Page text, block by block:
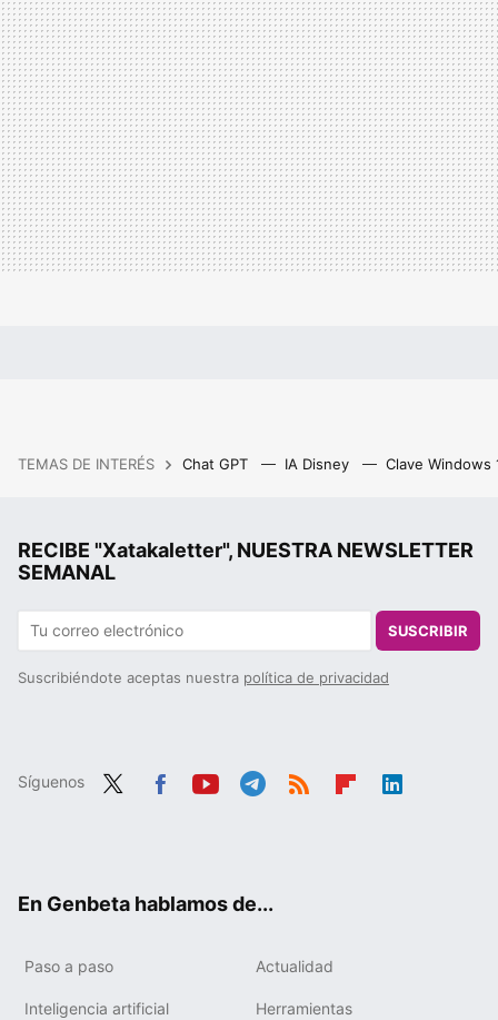
TEMAS DE INTERÉS Chat GPT IA Disney Clave Windows
RECIBE "Xatakaletter", NUESTRA NEWSLETTER
SEMANAL
SUSCRIBIR
Suscribiéndote aceptas nuestra política de privacidad
Síguenos
En Genbeta hablamos de...
Paso a paso Actualidad
Inteligencia artificial Herramientas